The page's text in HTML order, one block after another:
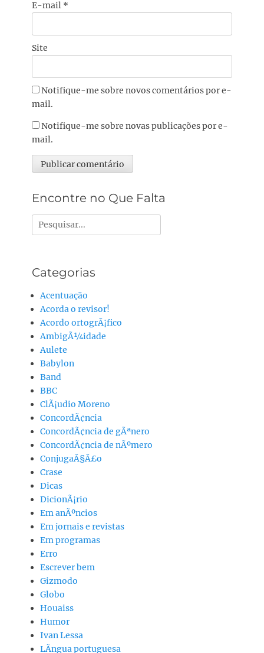
E-mail *
Site
Notifique-me sobre novos comentários por e-
mail.
Notifique-me sobre novas publicações por e-
mail.
Encontre no Que Falta
Pesquisar
por:
Categorias
Acentuação
Acorda o revisor!
Acordo ortogrÃ¡fico
AmbigÃ¼idade
Aulete
Babylon
Band
BBC
ClÃ¡udio Moreno
ConcordÃ¢ncia
ConcordÃ¢ncia de gÃªnero
ConcordÃ¢ncia de nÃºmero
ConjugaÃ§Ã£o
Crase
Dicas
DicionÃ¡rio
Em anÃºncios
Em jornais e revistas
Em programas
Erro
Escrever bem
Gizmodo
Globo
Houaiss
Humor
Ivan Lessa
LÃ­ngua portuguesa